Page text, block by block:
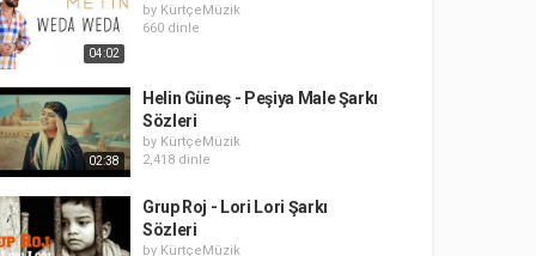
04:02
by KürtçeMüzik
660 dinle
02:38
Helin Güneş - Peşiya Male Şarkı
Sözleri
by KürtçeMüzik
2,418 dinle
Grup Roj - Lori Lori Şarkı
Sözleri
by KürtçeMüzik